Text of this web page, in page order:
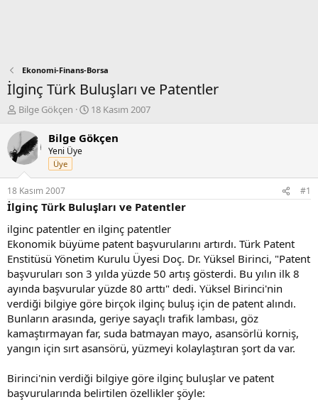
Ekonomi-Finans-Borsa
İlginç Türk Buluşları ve Patentler
K
n
b
u
y
u
b
a
ş
l
a
t
a
n
Bilge Gökçen
B
ş
ı
ç
a
r
i
h
i
18 Kasım 2007
Bilge Gökçen
Yeni Üye
Üye
18 Kasım 2007 #1
İlginç Türk Buluşları ve Patentler
ilginc patentler en ilginç patentler
Ekonomik büyüme patent başvurularını artırdı. Türk Patent
Enstitüsü Yönetim Kurulu Üyesi Doç. Dr. Yüksel Birinci, "Patent
başvuruları son 3 yılda yüzde 50 artış gösterdi. Bu yılın ilk 8
ayında başvurular yüzde 80 arttı" dedi. Yüksel Birinci'nin
verdiği bilgiye göre birçok ilginç buluş için de patent alındı.
Bunların arasında, geriye sayaçlı trafik lambası, göz
kamaştırmayan far, suda batmayan mayo, asansörlü korniş,
yangın için sırt asansörü, yüzmeyi kolaylaştıran şort da var.
Birinci'nin verdiği bilgiye göre ilginç buluşlar ve patent
başvurularında belirtilen özellikler şöyle: